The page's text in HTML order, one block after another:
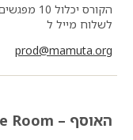
הקורס
לשלוח מייל ל
prod@mamuta.org
האוסף – The Storage Room